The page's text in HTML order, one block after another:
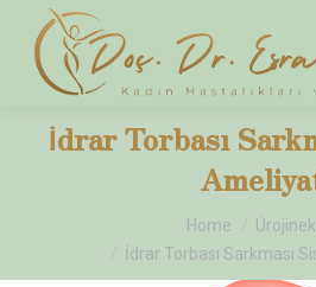
İdrar Torbası
Home
İdrar Torbası Sarkması